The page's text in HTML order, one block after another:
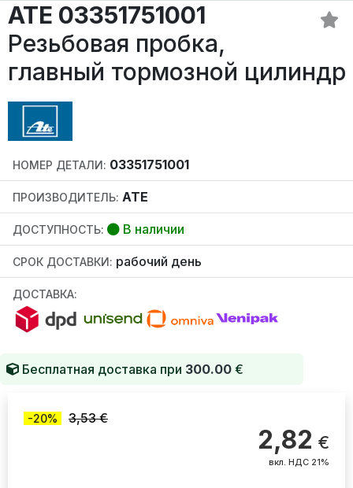
ATE 03351751001
Резьбовая пробка,
главный тормозной цилиндр
НОМЕР ДЕТАЛИ: 03351751001
ПРОИЗВОДИТЕЛЬ: ATE
ДОСТУПНОСТЬ: В наличии
СРОК ДОСТАВКИ: рабочий день
ДОСТАВКА:
Бесплатная доставка при 300.00 €
-20% 3,53 €
2,82 €
вкл. НДС 21%